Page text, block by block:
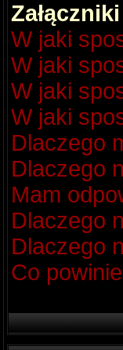
Załączniki
W jaki
W jaki
W jaki
W jaki
Dlaczego
Dlaczego
Mam
Dlaczego
Dlaczego
Co